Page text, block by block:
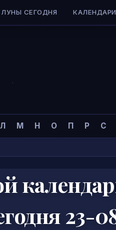
СЕГОДНЯ КАЛЕНДАРИ
Л М Н О П Р С
23-